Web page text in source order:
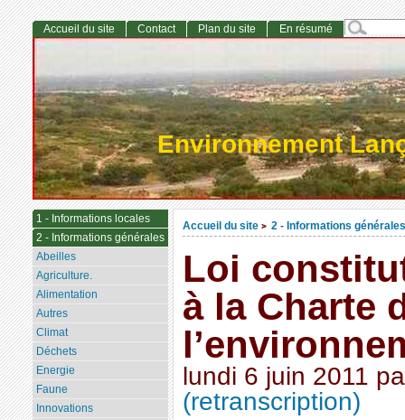
Environnement
Accueil du site > 2 - Informations générales
Loi
à la Charte
lundi 6 juin 2011
(retranscription)
Accueil du site Contact Plan du site En résumé
1 - Informations locales
2 - Informations générales
Abeilles
Agriculture.
Alimentation
Autres
Climat
Déchets
Energie
Faune
Innovations